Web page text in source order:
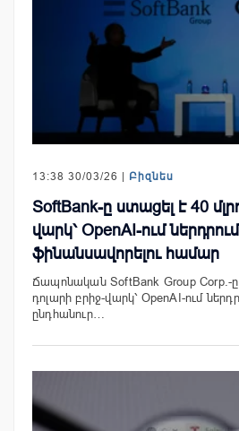
13:38 30/03/26 | Բիզնես
SoftBank-ը ստացել է 40
վարկ՝ OpenAI-ում
ֆինանսավորելու համար
Ճապոնական SoftBank Group Corp.-ը
դոլարի բրիջ-վարկ՝ OpenAI-ում
ընդհանուր…